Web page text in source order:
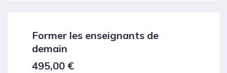
Former les enseignants de
demain
495,00 €